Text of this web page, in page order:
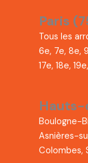
Paris
Tous les
6e, 7e, 8e,
17e, 18e,
Hauts-
Boulogne-
Asnières-
Colombes,